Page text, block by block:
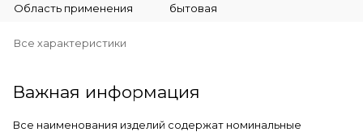
Область применения бытовая
Все характеристики
Важная информация
Все наименования изделий содержат номинальные